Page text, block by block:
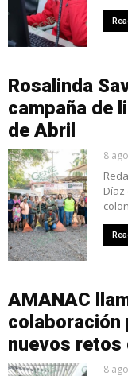
Rosalinda
campaña de
de Abril
8
AMANAC
colaboración
nuevos retos
8